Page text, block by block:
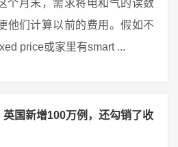
个月末，需求将电和气的读数
他们计算以前的费用。假如不
price或家里有smart ...
英国新增100万例，还勾销了收